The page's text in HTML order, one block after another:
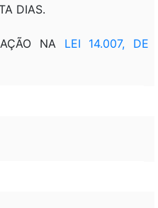
DIAS.
NA LEI 14.007, DE